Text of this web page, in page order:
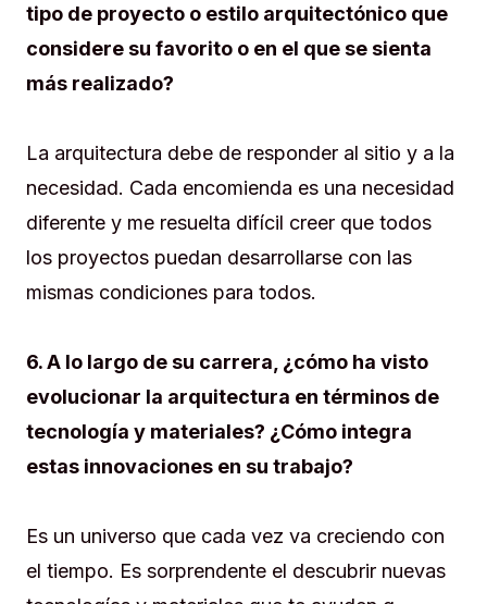
tipo de proyecto o estilo arquitectónico que
considere su favorito o en el que se sienta
más realizado?
La arquitectura debe de responder al sitio y a la
necesidad. Cada encomienda es una necesidad
diferente y me resuelta difícil creer que todos
los proyectos puedan desarrollarse con las
mismas condiciones para todos.
6. A lo largo de su carrera, ¿cómo ha visto
evolucionar la arquitectura en términos de
tecnología y materiales? ¿Cómo integra
estas innovaciones en su trabajo?
Es un universo que cada vez va creciendo con
el tiempo. Es sorprendente el descubrir nuevas